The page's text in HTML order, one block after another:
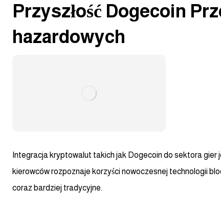
Przyszłość Dogecoin
hazardowych
Integracja kryptowalut takich jak Dogecoin do sektora gier
kierowców rozpoznaje korzyści nowoczesnej technologii
coraz bardziej tradycyjne.